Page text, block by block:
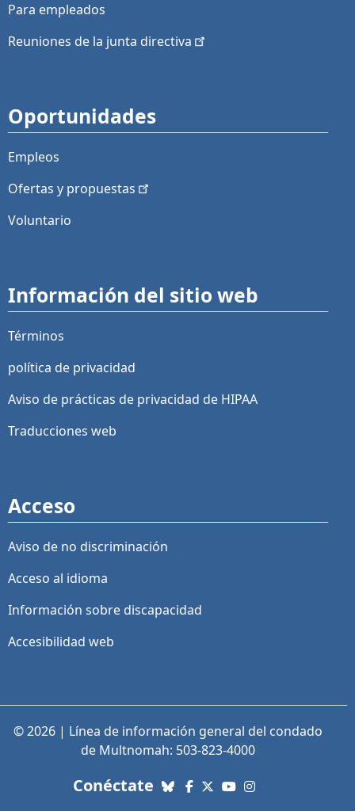
Para empleados
Reuniones de la junta directiva
Oportunidades
Empleos
Ofertas y propuestas
Voluntario
Información del sitio web
Términos
política de privacidad
Aviso de prácticas de privacidad de HIPAA
Traducciones web
Acceso
Aviso de no discriminación
Acceso al idioma
Información sobre discapacidad
Accesibilidad web
© 2026 | Línea de información general del condado
de Multnomah: 503-823-4000
Conéctate con nosotros. Enlaces a
Bluesky
Facebook
X (Twitter)
YouTube
Instagram